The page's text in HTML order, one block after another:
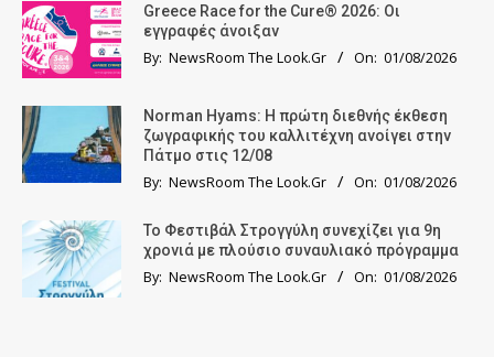
Greece Race for the Cure® 2026: Οι
εγγραφές άνοιξαν
By: NewsRoom The Look.Gr On: 01/08/2026
Norman Hyams: Η πρώτη διεθνής έκθεση
ζωγραφικής του καλλιτέχνη ανοίγει στην
Πάτμο στις 12/08
By: NewsRoom The Look.Gr On: 01/08/2026
Το Φεστιβάλ Στρογγύλη συνεχίζει για 9η
χρονιά με πλούσιο συναυλιακό πρόγραμμα
By: NewsRoom The Look.Gr On: 01/08/2026